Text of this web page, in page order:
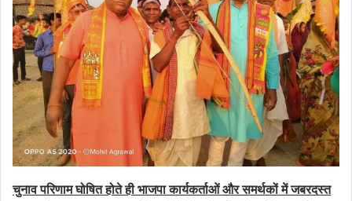
चुनाव परिणाम घोषित होते ही भाजपा कार्यकर्ताओं और समर्थकों में जबरदस्त